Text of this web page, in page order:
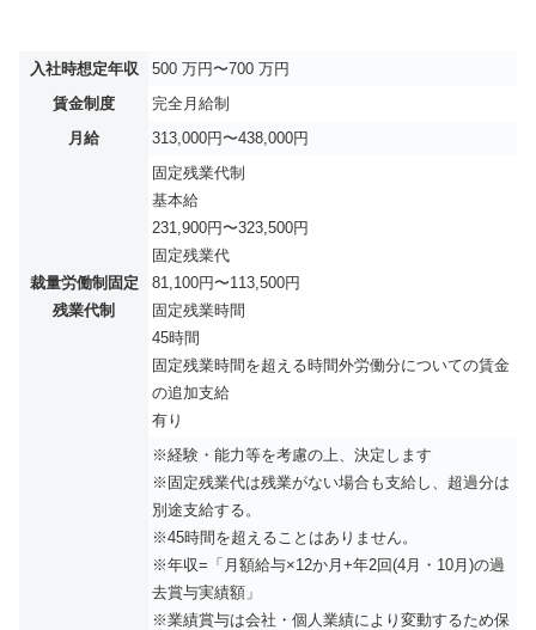
入社時想定年収
500 万円〜700 万円
賃金制度
完全月給制
月給
313,000円〜438,000円
裁量労働制固定
残業代制
固定残業代制
基本給
231,900円〜323,500円
固定残業代
81,100円〜113,500円
固定残業時間
45時間
固定残業時間を超える時間外労働分についての賃金
の追加支給
有り
※経験・能力等を考慮の上、決定します
※固定残業代は残業がない場合も支給し、超過分は
別途支給する。
※45時間を超えることはありません。
※年収=「月額給与×12か月+年2回(4月・10月)の過
去賞与実績額」
※業績賞与は会社・個人業績により変動するため保